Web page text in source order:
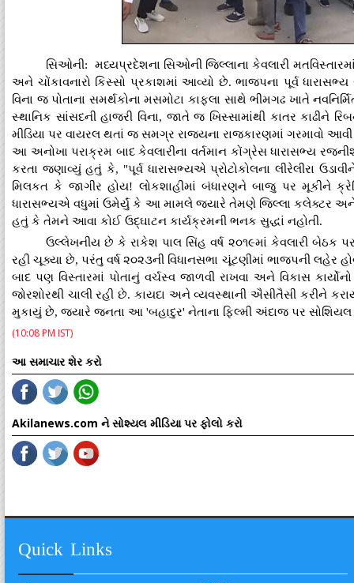
સિઓની: મધ્યપ્રદેશના સિઓની જિલ્લાના કેવલારી
અને ચોંકાવનારો કિસ્સો પ્રકાશમાં આવ્યો છે. ભાજપના પૂર્વ ધારાસભ્ય
વિના જ પોતાના સમર્થકોના મસમોટા કાફલા સાથે ભીમગઢ ખાતે
સ્થાનિક સાંસદની હાજરી વિના, જાતે જ ખિસ્સામાંથી કાતર કાઢીને
મીડિયા પર વાયરલ થતાં જ સમગ્ર રાજ્યના રાજકારણમાં ગરમાવો
આ અનોખા પરાક્રમ બાદ કેવલારીના વર્તમાન કોંગ્રેસ ધારાસભ્ય
કરતા જણાવ્યું હતું કે, "પૂર્વ ધારાસભ્યએ પ્રોટોકોલના લીરેલીરા
મિલકત કે જાગીર હોય! લોકશાહીમાં બંધારણને બાજુ પર મૂકીને
ધારાસભ્યએ વધુમાં ઉમેર્યું કે આ મામલે જ્યારે તેમણે જિલ્લા કલેક્ટર અને
હતું કે તેમને આવા કોઈ ઉદ્ઘાટન કાર્યક્રમની ભનક સુદ્ધાં નહોતી.
ઉલ્લેખનીય છે કે રાકેશ પાલ સિંહ વર્ષ ૨૦૧૯માં કેવલારી
રહી ચૂક્યા છે, પરંતુ વર્ષ ૨૦૨૩ની વિધાનસભા ચૂંટણીમાં ભાજપની લહેર
બાદ પણ વિસ્તારમાં પોતાનું વર્ચસ્વ જાળવી રાખવા અને વિકાસ
જોરશોરથી ચાલી રહી છે. કાયદા અને વ્યવસ્થાની ઐસીતૈસી કરીને
મુકાયું છે, જ્યારે જનતા આ 'બહાદુર' નેતાના ફિલ્મી અંદાજ પર સોશિયલ
(10:08 PM IST)
આ સમાચાર શેર કરો
Akilanews.com ને સોશ્યલ મીડિયા પર ફોલો કરો
Quick Links